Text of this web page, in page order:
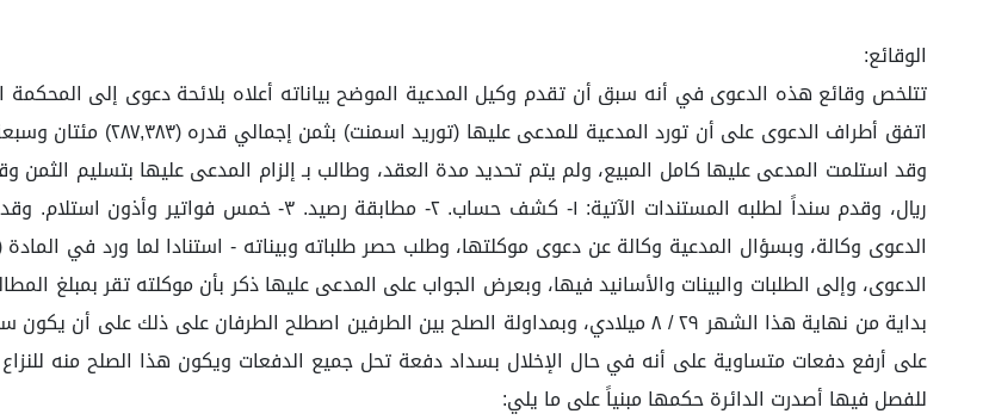
الوقائع:
اتفق أطراف الدعوى على أن
الدعوى، وإلى الطلبات والبينات والأسانيد فيها، وبعرض الجواب على المدعى عليها ذكر بأن موكلته تقر بمبلغ
على أرفع دفعات متساوية على أنه في حال الإخلال بسداد دفعة تحل جميع الدفعات ويكون هذا الصلح منه
للفصل فيها أصدرت الدائرة حكمها مبنياً على ما يلي: